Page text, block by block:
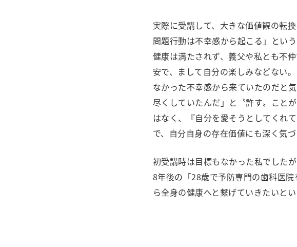
実際に受講して、大きな価値観の転
問題行動は不幸感から起こる」とい
健康は満たされず、義父や私とも不
安で、まして自分の楽しみなどない
なかった不幸感から来ていたのだと
尽くしていたんだ」と〝許す〟こと
はなく、『自分を愛そうとしてくれ
で、自分自身の存在価値にも深く気
初受講時は目標もなかった私でした
8年後の「28歳で予防専門の歯科医
ら全身の健康へと繋げていきたいと